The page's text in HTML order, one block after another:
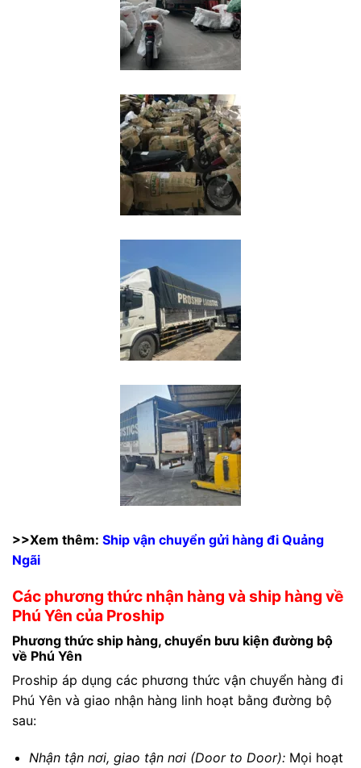
>>Xem thêm: Ship vận chuyển gửi hàng đi Quảng
Ngãi
Các phương thức nhận hàng và ship hàng về
Phú Yên của Proship
Phương thức ship hàng, chuyển bưu kiện đường bộ
về Phú Yên
Proship áp dụng các phương thức vận chuyển hàng đi
Phú Yên và giao nhận hàng linh hoạt bằng đường bộ
sau:
Nhận tận nơi, giao tận nơi (Door to Door):Mọi hoạt